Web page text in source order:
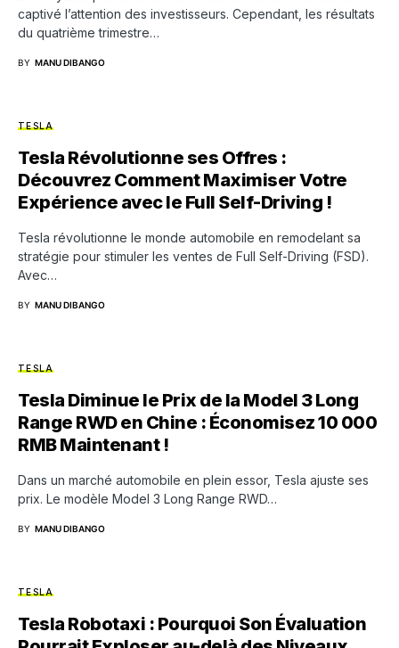
captivé l’attention des investisseurs. Cependant, les résultats
du quatrième trimestre…
BY MANU DIBANGO
TESLA
Tesla Révolutionne ses Offres :
Découvrez Comment Maximiser Votre
Expérience avec le Full Self-Driving !
Tesla révolutionne le monde automobile en remodelant sa
stratégie pour stimuler les ventes de Full Self-Driving (FSD).
Avec…
BY MANU DIBANGO
TESLA
Tesla Diminue le Prix de la Model 3 Long
Range RWD en Chine : Économisez 10 000
RMB Maintenant !
Dans un marché automobile en plein essor, Tesla ajuste ses
prix. Le modèle Model 3 Long Range RWD…
BY MANU DIBANGO
TESLA
Tesla Robotaxi : Pourquoi Son Évaluation